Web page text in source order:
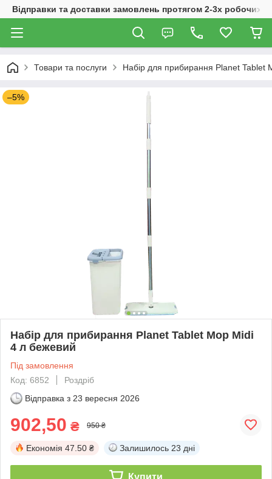
Відправки та доставки замовлень протягом 2-3х робочих
Товари та послуги Набір для прибирання Planet Tablet
–5%
Набір для прибирання Planet Tablet Mop Midi
4 л бежевий
Під замовлення
Код: 6852
Роздріб
Відправка з 23 вересня 2026
902,50 ₴ 950 ₴
Економія 47.50 ₴ Залишилось 23 дні
Купити